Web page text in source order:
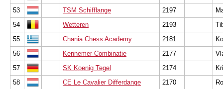
53 TSM Schifflange 2197
54
Wetteren 2193
55
Chania Chess Academy 2181
56
Kennemer Combinatie 2177
57
SK Koenig Tegel 2174
58
CE Le Cavalier Differdange 2170